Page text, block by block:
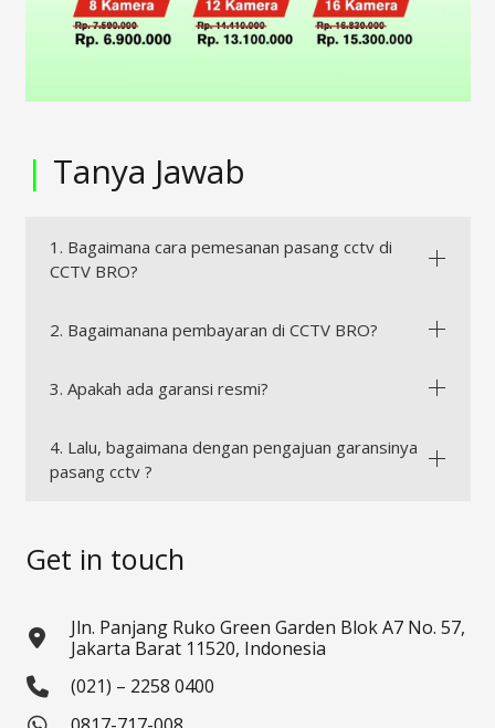
| Tanya Jawab
1. Bagaimana cara pemesanan pasang cctv di
CCTV BRO?
2. Bagaimanana pembayaran di CCTV BRO?
3. Apakah ada garansi resmi?
4. Lalu, bagaimana dengan pengajuan garansinya
pasang cctv ?
Get in touch
Jln. Panjang Ruko Green Garden Blok A7 No. 57,
Jakarta Barat 11520, Indonesia
(021) – 2258 0400